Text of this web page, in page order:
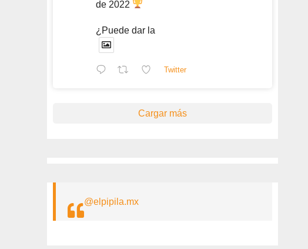
de 2022
¿Puede dar la
Twitter
Cargar más
@elpipila.mx